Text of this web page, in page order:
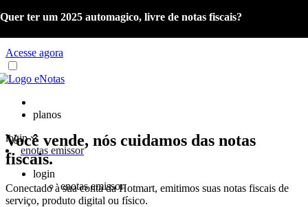
Já é cliente eNotas? Acesse o material com as orientações sobre a
Acesse agora
Quer ter um 2025 automagico, livre de notas fiscais?
planos
login
enotas emissor
login
enotas emissor
Você vende, nós cuidamos das notas
fiscais.
Conectado à sua conta da Hotmart, emitimos suas notas fiscais de
serviço, produto digital ou físico.